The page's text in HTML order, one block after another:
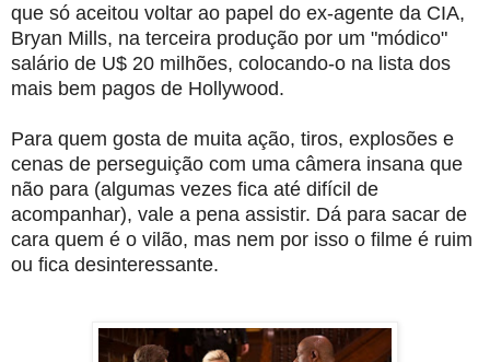
que só aceitou voltar ao papel do ex-agente da CIA,
Bryan Mills, na terceira produção por um "módico"
salário de U$ 20 milhões, colocando-o na lista dos
mais bem pagos de Hollywood.
Para quem gosta de muita ação, tiros, explosões e
cenas de perseguição com uma câmera insana que
não para (algumas vezes fica até difícil de
acompanhar), vale a pena assistir. Dá para sacar de
cara quem é o vilão, mas nem por isso o filme é ruim
ou fica desinteressante.